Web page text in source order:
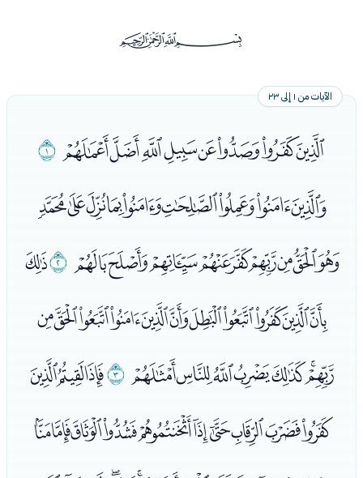
ﰡ
الآيات من ١ إلى ٢٣
ﭑﭒﭓﭔﭕﭖﭗﭘ ﭙ
ﭚﭛﭜﭝﭞﭟﭠﭡﭢ
ﭣﭤﭥﭦﭧﭨﭩﭪﭫﭬﭭ
ﭮﭯﭰﭱﭲﭳﭴﭵﭶﭷﭸ
ﭹﭺﭻﭼﭽﭾﭿﮀﮁﮂﮃ
ﮄﮅﮆﮇﮈﮉﮊﮋﮌﮍ